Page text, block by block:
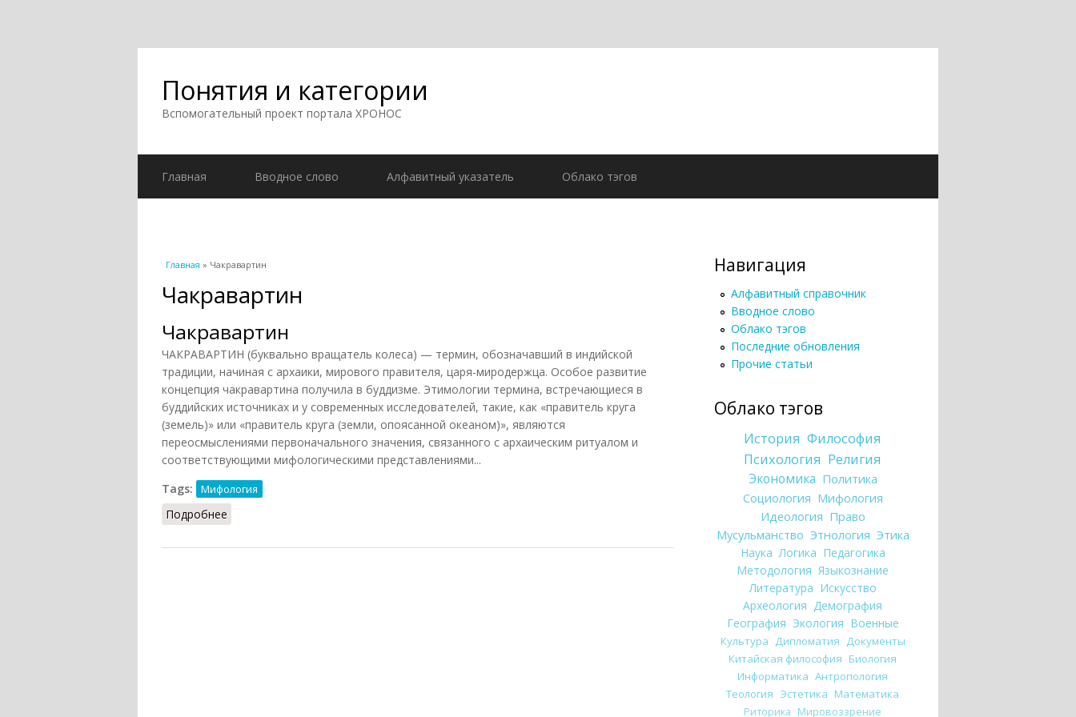
Понятия и категории
Вспомогательный проект портала ХРОНОС
Главная Вводное слово Алфавитный указатель Облако тэгов
Вы здесь
Главная » Чакравартин
Чакравартин
Чакравартин
ЧАКРАВАРТИН (буквально вращатель колеса) — термин, обозначавший в индийской
традиции, начиная с архаики, мирового правителя, царя-миродержца. Особое развитие
концепция чакравартина получила в буддизме. Этимологии термина, встречающиеся в
буддийских источниках и у современных исследователей, такие, как «правитель круга
(земель)» или «правитель круга (земли, опоясанной океаном)», являются
переосмыслениями первоначального значения, связанного с архаическим ритуалом и
соответствующими мифологическими представлениями...
Tags:
Мифология
Подробнее
Навигация
Алфавитный справочник
Вводное слово
Облако тэгов
Последние обновления
Прочие статьи
Облако тэгов
История Философия
Психология Религия
Экономика Политика
Социология Мифология
Идеология Право
Мусульманство Этнология Этика
Наука Логика Педагогика
Методология Языкознание
Литература Искусство
Археология Демография
География Экология Военные
Культура Дипломатия Документы
Китайская философия Биология
Информатика Антропология
Теология Эстетика Математика
Риторика Мировоззрение